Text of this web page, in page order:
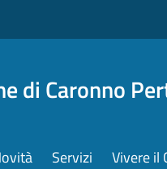
di Caronno
Servizi Vivere il